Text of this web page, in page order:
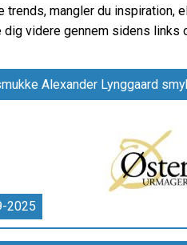
mangler du inspiration,
videre gennem sidens links
Alexander Lynggaard
2025